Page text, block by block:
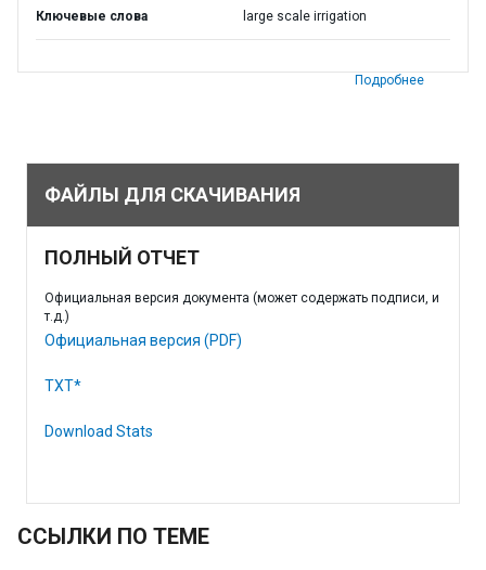
Ключевые слова large scale irrigation
Подробнее
ФАЙЛЫ ДЛЯ СКАЧИВАНИЯ
ПОЛНЫЙ ОТЧЕТ
Официальная версия документа (может содержать подписи, и
т.д.)
Официальная версия (PDF)
TXT*
Download Stats
ССЫЛКИ ПО ТЕМЕ